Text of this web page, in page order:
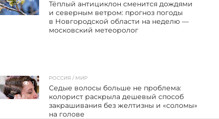
Тёплый антициклон сменится дождями
и северным ветром: прогноз погоды
в Новгородской области на неделю —
московский метеоролог
1
РОССИЯ / МИР
Седые волосы больше не проблема:
колорист раскрыла дешевый способ
закрашивания без желтизны и «соломы»
на голове